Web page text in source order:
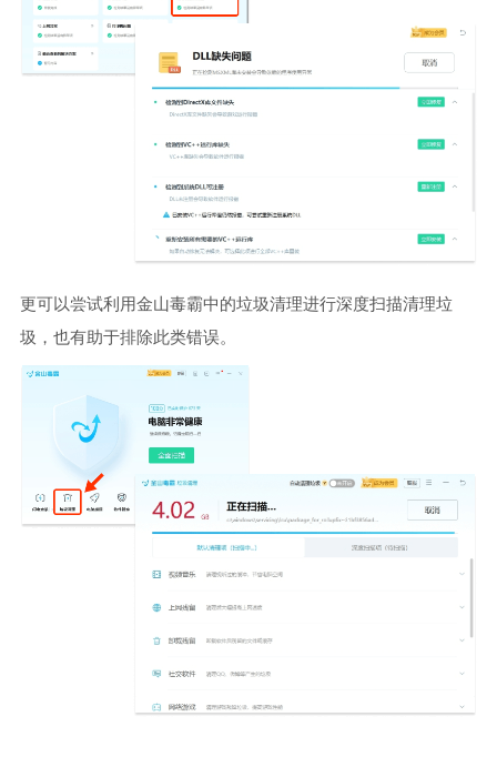
更可以尝试利用金山毒霸中的垃圾清理进行深度扫描清理垃
圾，也有助于排除此类错误。